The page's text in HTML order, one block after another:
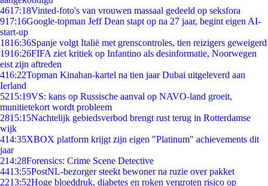
4617:18Vinted-foto's van vrouwen massaal gedeeld op seksfora
917:16Google-topman Jeff Dean stapt op na 27 jaar, begint eigen AI-
start-up
1816:36Spanje volgt Italië met grenscontroles, tien reizigers geweigerd
1916:26FIFA ziet kritiek op Infantino als desinformatie, Noorwegen
eist zijn aftreden
416:22Topman Kinahan-kartel na tien jaar Dubai uitgeleverd aan
Ierland
5215:19VS: kans op Russische aanval op NAVO-land groeit,
munitietekort wordt probleem
2815:15Nachtelijk gebiedsverbod brengt rust terug in Rotterdamse
wijk
414:35XBOX platform krijgt zijn eigen "Platinum" achievements dit
jaar
214:28Forensics: Crime Scene Detective
4413:55PostNL-bezorger steekt bewoner na ruzie over pakket
2213:52Hoge bloeddruk, diabetes en roken vergroten risico op